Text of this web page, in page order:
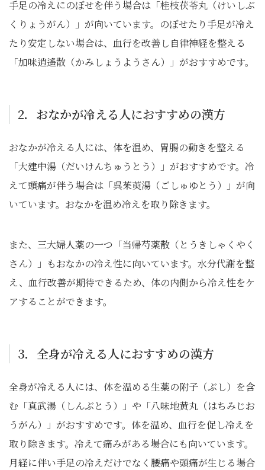
手足の冷えにのぼせを伴う場合は「桂枝茯苓丸（けいしぶ
くりょうがん）」が向いています。のぼせたり手足が冷え
たり安定しない場合は、血行を改善し自律神経を整える
「加味逍遙散（かみしょうようさん）」がおすすめです。
2．おなかが冷える人におすすめの漢方
おなかが冷える人には、体を温め、胃腸の動きを整える
「大建中湯（だいけんちゅうとう）」がおすすめです。冷
えて頭痛が伴う場合は「呉茱萸湯（ごしゅゆとう）」が向
いています。おなかを温め冷えを取り除きます。
また、三大婦人薬の一つ「当帰芍薬散（とうきしゃくやく
さん）」もおなかの冷え性に向いています。水分代謝を整
え、血行改善が期待できるため、体の内側から冷え性をケ
アすることができます。
3．全身が冷える人におすすめの漢方
全身が冷える人には、体を温める生薬の附子（ぶし）を含
む「真武湯（しんぶとう）」や「八味地黄丸（はちみじお
うがん）」がおすすめです。体を温め、血行を促し冷えを
取り除きます。冷えて痛みがある場合にも向いています。
月経に伴い手足の冷えだけでなく腰痛や頭痛が生じる場合